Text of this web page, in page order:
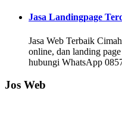
Jasa Landingpage
Jasa Web Terbaik
online, dan landing
hubungi WhatsApp
Jos Web